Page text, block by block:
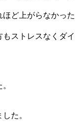
ど上がらなかった
ストレスなくダイ
た。